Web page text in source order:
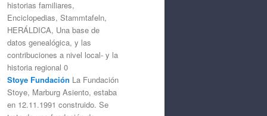
historias familiares,
Enciclopedias, Stammtafeln,
HERÁLDICA, Una base de
datos genealógica, y las
contribuciones a nivel local- y la
historia regional 0
Stoye Fundación La Fundación
Stoye, Marburg Asiento, estaba
en 12.11.1991 construido. Se